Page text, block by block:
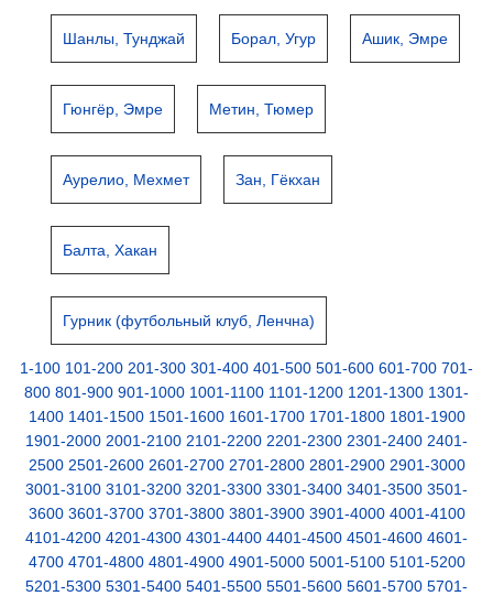
Шанлы, Тунджай Борал, Угур Ашик, Эмре
Гюнгёр, Эмре Метин, Тюмер
Аурелио, Мехмет Зан, Гёкхан
Балта, Хакан
Гурник (футбольный клуб, Ленчна)
1-100 101-200 201-300 301-400 401-500 501-600 601-700 701-
800 801-900 901-1000 1001-1100 1101-1200 1201-1300 1301-
1400 1401-1500 1501-1600 1601-1700 1701-1800 1801-1900
1901-2000 2001-2100 2101-2200 2201-2300 2301-2400 2401-
2500 2501-2600 2601-2700 2701-2800 2801-2900 2901-3000
3001-3100 3101-3200 3201-3300 3301-3400 3401-3500 3501-
3600 3601-3700 3701-3800 3801-3900 3901-4000 4001-4100
4101-4200 4201-4300 4301-4400 4401-4500 4501-4600 4601-
4700 4701-4800 4801-4900 4901-5000 5001-5100 5101-5200
5201-5300 5301-5400 5401-5500 5501-5600 5601-5700 5701-